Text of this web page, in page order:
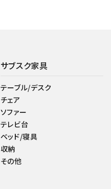
サブスク家具
テーブル/デスク
チェア
ソファー
テレビ台
ベッド/寝具
収納
その他